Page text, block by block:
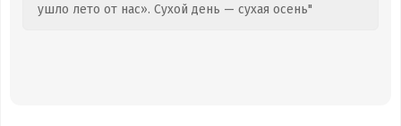
ушло лето от нас». Сухой день — сухая осень"